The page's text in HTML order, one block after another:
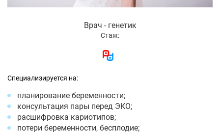
Врач - генетик
Стаж:
Специализируется на:
планирование беременности;
консультация пары перед ЭКО;
расшифровка кариотипов;
потери беременности, бесплодие;